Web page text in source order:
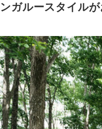
ガルースタイル